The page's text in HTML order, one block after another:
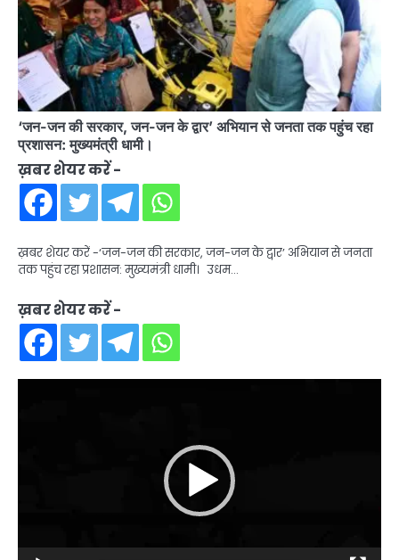
‘जन-जन की सरकार, जन-जन के द्वार’ अभियान से जनता तक पहुंच रहा
प्रशासन: मुख्यमंत्री धामी।
ख़बर शेयर करें -
ख़बर शेयर करें -‘जन-जन की सरकार, जन-जन के द्वार’ अभियान से जनता
तक पहुंच रहा प्रशासन: मुख्यमंत्री धामी। उधम…
ख़बर शेयर करें -